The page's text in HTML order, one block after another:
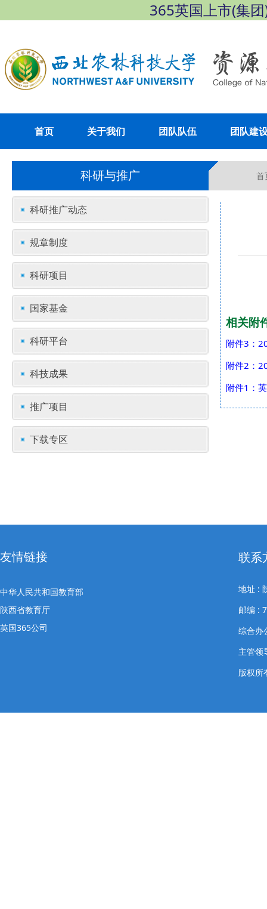
365英国上市(集
首页 关于我们 团队队伍 团队建
科研与推广 首
科研推广动态
规章制度
科研项目
国家基金
科研平台
科技成果
推广项目
下载专区
相关附
附件3：
附件2：
附件1：
友情链接
中华人民共和国教育部
陕西省教育厅
英国365公司
联系
地址 :
邮编 :
综合办
主管
版权